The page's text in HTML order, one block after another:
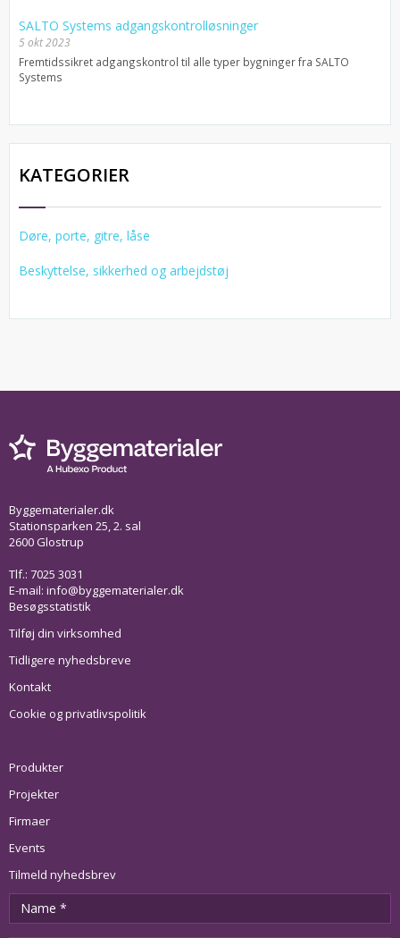
SALTO Systems adgangskontrolløsninger
5 okt 2023
Fremtidssikret adgangskontrol til alle typer bygninger fra SALTO
Systems
KATEGORIER
Døre, porte, gitre, låse
Beskyttelse, sikkerhed og arbejdstøj
Byggematerialer.dk
Stationsparken 25, 2. sal
2600 Glostrup
Tlf.: 7025 3031
E-mail: info@byggematerialer.dk
Besøgsstatistik
Tilføj din virksomhed
Tidligere nyhedsbreve
Kontakt
Cookie og privatlivspolitik
Produkter
Projekter
Firmaer
Events
Tilmeld nyhedsbrev